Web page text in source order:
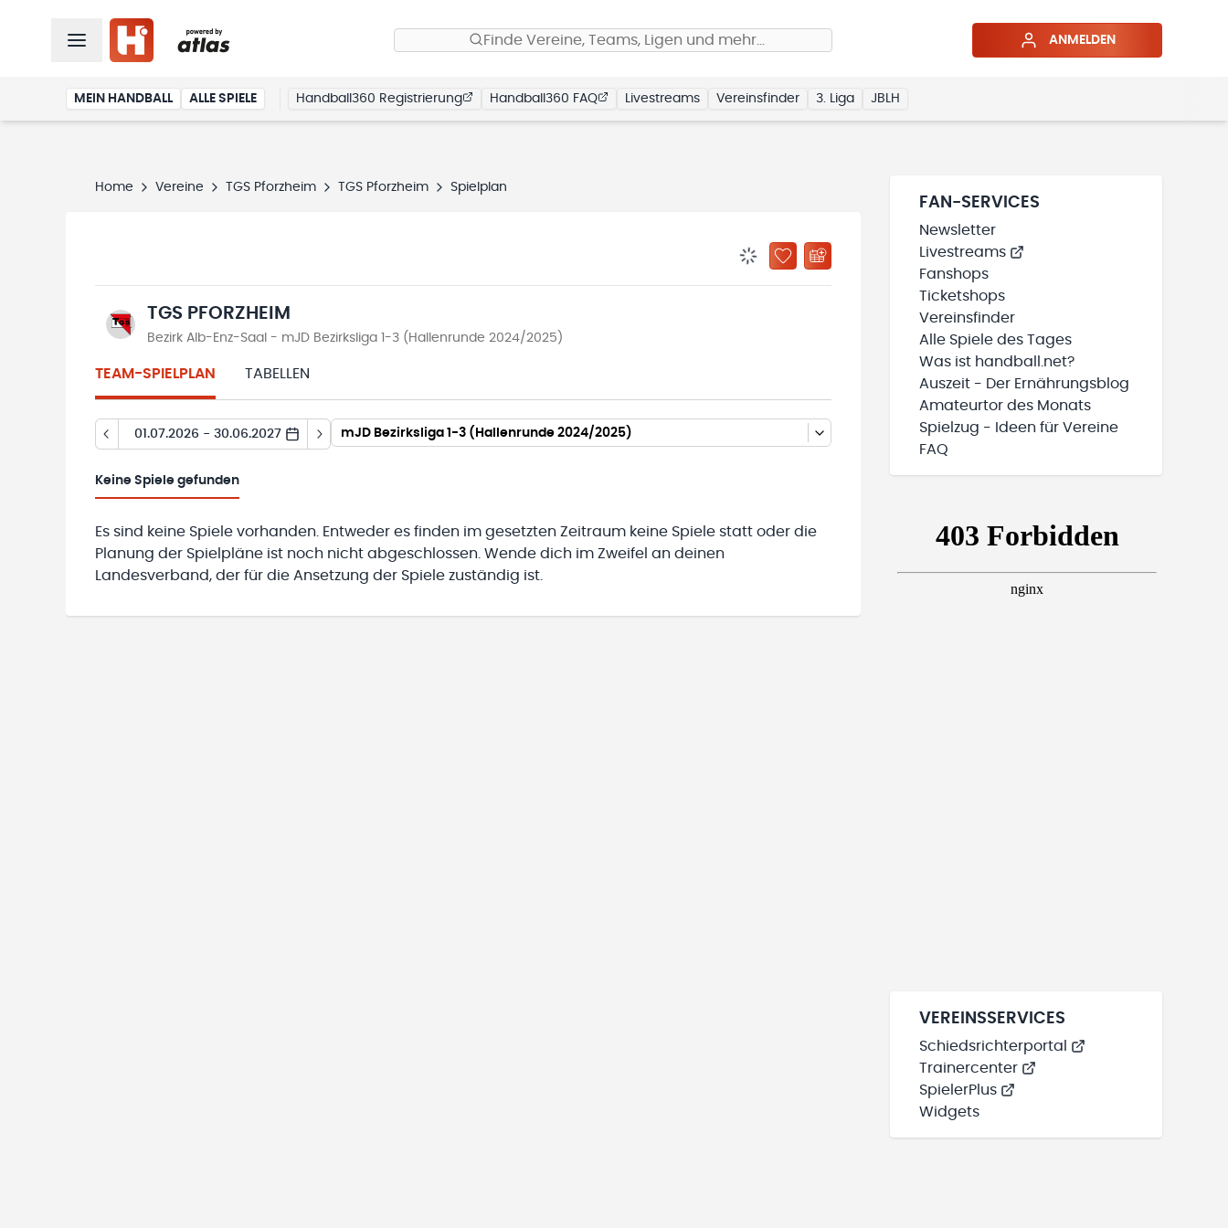
Finde Vereine, Teams, Ligen und mehr… ANMELDEN
MEIN HANDBALL ALLE SPIELE Handball360 Registrierung Handball360 FAQ Livestreams Vereinsfinder 3. Liga JBLH
Home Vereine TGS Pforzheim TGS Pforzheim Spielplan
BENACHRICHTIGUNGSSTATUS WIRD GELADEN
ZU „MEINE TEAMS“ HINZUFÜGEN
TGS PFORZHEIM
Bezirk Alb-Enz-Saal - mJD Bezirksliga 1-3 (Hallenrunde 2024/2025)
TEAM-SPIELPLAN TABELLEN
01.07.2026 - 30.06.2027 mJD Bezirksliga 1-3 (Hallenrunde 2024/2025)
Keine Spiele gefunden
Es sind keine Spiele vorhanden. Entweder es finden im gesetzten Zeitraum keine Spiele statt oder die
Planung der Spielpläne ist noch nicht abgeschlossen. Wende dich im Zweifel an deinen
Landesverband, der für die Ansetzung der Spiele zuständig ist.
FAN-SERVICES
Newsletter
Livestreams
Fanshops
Ticketshops
Vereinsfinder
Alle Spiele des Tages
Was ist handball.net?
Auszeit - Der Ernährungsblog
Amateurtor des Monats
Spielzug - Ideen für Vereine
FAQ
VEREINSSERVICES
Schiedsrichterportal
Trainercenter
SpielerPlus
Widgets